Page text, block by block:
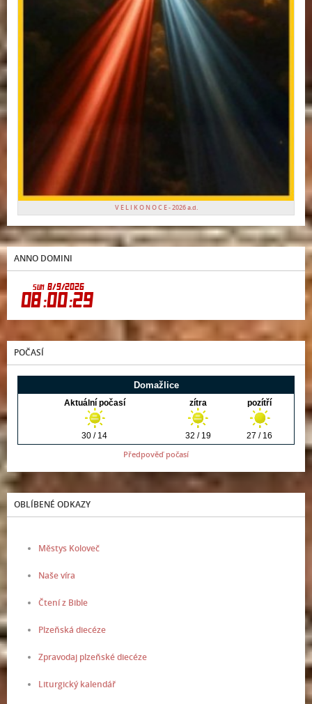
V E L I K O N O C E - 2026 a.d.
ANNO DOMINI
POČASÍ
Předpověď počasí
OBLÍBENÉ ODKAZY
Městys Koloveč
Naše víra
Čtení z Bible
Plzeňská diecéze
Zpravodaj plzeňské diecéze
Liturgický kalendář